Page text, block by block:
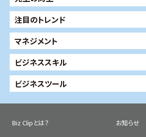
注目のトレンド
マネジメント
ビジネススキル
ビジネスツール
Biz Clipとは？ お知らせ